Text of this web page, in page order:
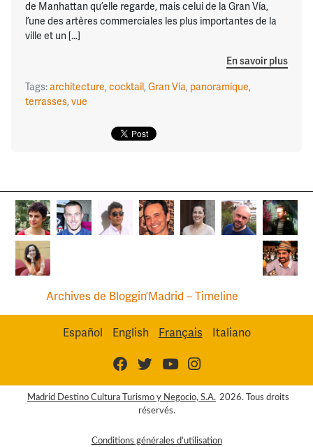
de Manhattan qu’elle regarde, mais celui de la Gran Vía,
l’une des artères commerciales les plus importantes de la
ville et un […]
En savoir plus
Tags:architecture, cocktail, Gran Vía, panoramique,
terrasses, vue
Archives de Bloggin’Madrid – Timeline
Español English Français Italiano
Madrid Destino Cultura Turismo y Negocio, S.A. 2026. Tous droits
réservés.
Conditions générales d’utilisation